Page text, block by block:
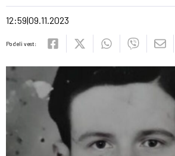
12:59 09.11.2023
Podeli vest: